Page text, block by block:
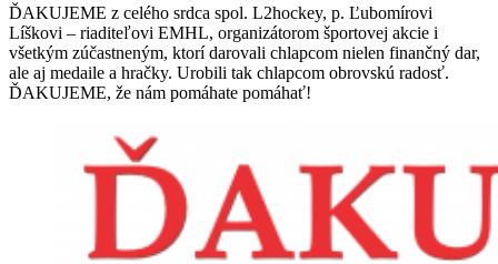
ĎAKUJEME z celého srdca spol. L2hockey, p. Ľubomírovi
Líškovi – riaditeľovi EMHL, organizátorom športovej akcie i
všetkým zúčastneným, ktorí darovali chlapcom nielen finančný dar,
ale aj medaile a hračky. Urobili tak chlapcom obrovskú radosť.
ĎAKUJEME, že nám pomáhate pomáhať!